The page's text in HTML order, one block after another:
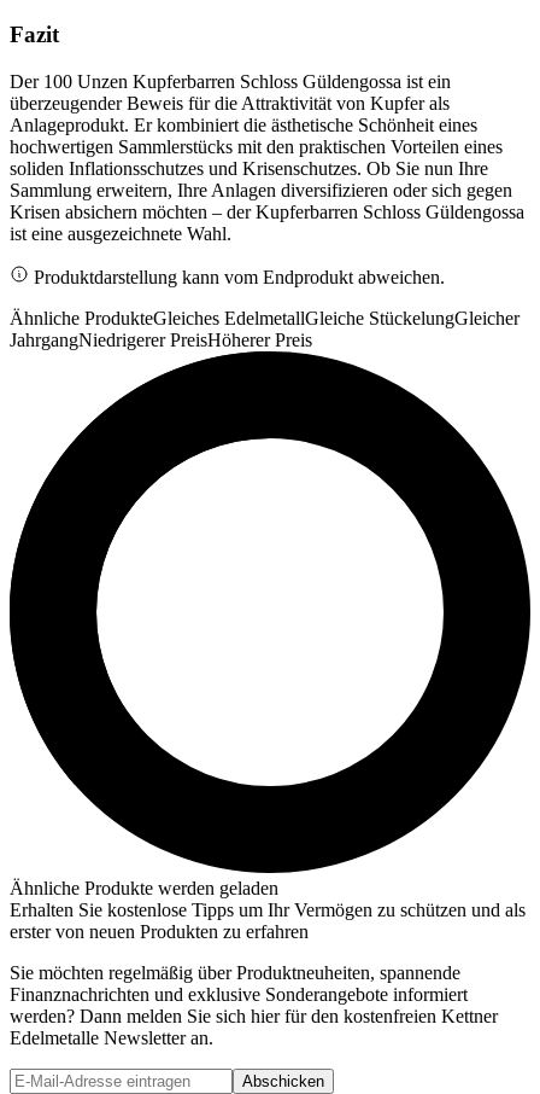
Fazit
Der 100 Unzen Kupferbarren Schloss Güldengossa ist ein
überzeugender Beweis für die Attraktivität von Kupfer als
Anlageprodukt. Er kombiniert die ästhetische Schönheit eines
hochwertigen Sammlerstücks mit den praktischen Vorteilen eines
soliden Inflationsschutzes und Krisenschutzes. Ob Sie nun Ihre
Sammlung erweitern, Ihre Anlagen diversifizieren oder sich gegen
Krisen absichern möchten – der Kupferbarren Schloss Güldengossa
ist eine ausgezeichnete Wahl.
Produktdarstellung kann vom Endprodukt abweichen.
Ähnliche ProdukteGleiches EdelmetallGleiche StückelungGleicher
JahrgangNiedrigerer PreisHöherer Preis
Ähnliche Produkte werden geladen
Erhalten Sie kostenlose Tipps um Ihr Vermögen zu schützen und als
erster von neuen Produkten zu erfahren
Sie möchten regelmäßig über Produktneuheiten, spannende
Finanznachrichten und exklusive Sonderangebote informiert
werden? Dann melden Sie sich hier für den kostenfreien Kettner
Edelmetalle Newsletter an.
Abschicken